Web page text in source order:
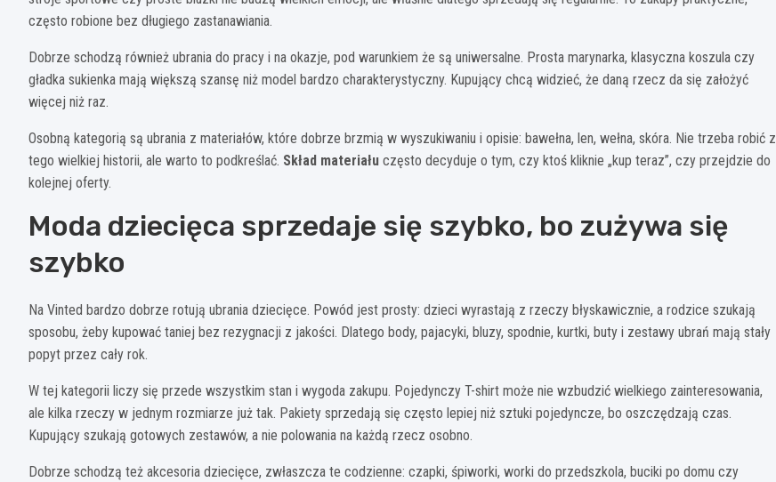
często robione bez długiego zastanawiania.
Dobrze schodzą również ubrania do pracy i na okazje, pod warunkiem że są uniwersalne. Prosta marynarka, klasyczna koszula czy
gładka sukienka mają większą szansę niż model bardzo charakterystyczny. Kupujący chcą widzieć, że daną rzecz da się założyć
więcej niż raz.
Osobną kategorią są ubrania z materiałów, które dobrze brzmią w wyszukiwaniu i opisie: bawełna, len, wełna, skóra. Nie trzeba robić z
tego wielkiej historii, ale warto to podkreślać. Skład materiału często decyduje o tym, czy ktoś kliknie „kup teraz”, czy przejdzie do
kolejnej oferty.
Moda dziecięca sprzedaje się szybko, bo zużywa się
szybko
Na Vinted bardzo dobrze rotują ubrania dziecięce. Powód jest prosty: dzieci wyrastają z rzeczy błyskawicznie, a rodzice szukają
sposobu, żeby kupować taniej bez rezygnacji z jakości. Dlatego body, pajacyki, bluzy, spodnie, kurtki, buty i zestawy ubrań mają stały
popyt przez cały rok.
W tej kategorii liczy się przede wszystkim stan i wygoda zakupu. Pojedynczy T-shirt może nie wzbudzić wielkiego zainteresowania,
ale kilka rzeczy w jednym rozmiarze już tak. Pakiety sprzedają się często lepiej niż sztuki pojedyncze, bo oszczędzają czas.
Kupujący szukają gotowych zestawów, a nie polowania na każdą rzecz osobno.
Dobrze schodzą też akcesoria dziecięce, zwłaszcza te codzienne: czapki, śpiworki, worki do przedszkola, buciki po domu czy